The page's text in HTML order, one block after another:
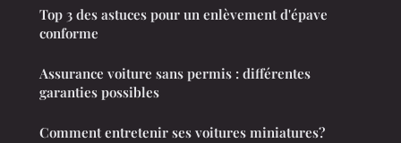
Top 3 des astuces pour un enlèvement d'épave
conforme
Assurance voiture sans permis : différentes
garanties possibles
Comment entretenir ses voitures miniatures?